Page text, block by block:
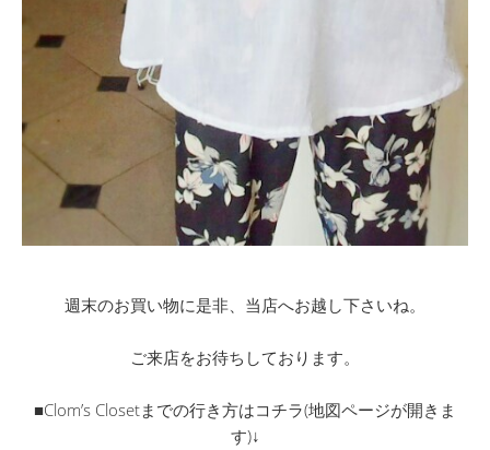
週末のお買い物に是非、当店へお越し下さいね。
ご来店をお待ちしております。
■Clom’s Closetまでの行き方はコチラ(地図ページが開きま
す)↓